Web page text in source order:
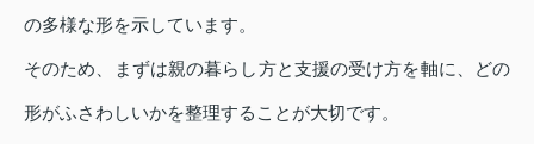
の多様な形を示しています。
そのため、まずは親の暮らし方と支援の受け方を軸に、どの
形がふさわしいかを整理することが大切です。